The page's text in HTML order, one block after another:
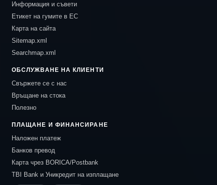
Информация и съвети
Етикет на гумите в ЕС
Карта на сайта
Sitemap.xml
Searchmap.xml
ОБСЛУЖВАНЕ НА КЛИЕНТИ
Свържете се с нас
Връщане на стока
Полезно
ПЛАЩАНЕ И ФИНАНСИРАНЕ
Наложен платеж
Банков превод
Карта чрез BORICA/Postbank
TBI Bank и Уникредит на изплащане